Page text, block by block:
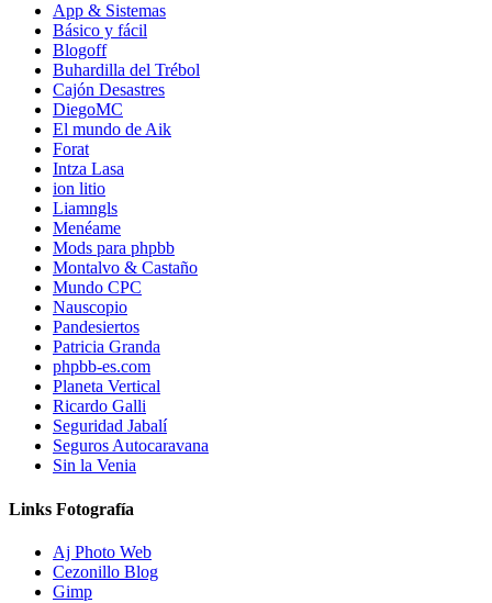
App & Sistemas
Básico y fácil
Blogoff
Buhardilla del Trébol
Cajón Desastres
DiegoMC
El mundo de Aik
Forat
Intza Lasa
ion litio
Liamngls
Menéame
Mods para phpbb
Montalvo & Castaño
Mundo CPC
Nauscopio
Pandesiertos
Patricia Granda
phpbb-es.com
Planeta Vertical
Ricardo Galli
Seguridad Jabalí
Seguros Autocaravana
Sin la Venia
Links Fotografía
Aj Photo Web
Cezonillo Blog
Gimp